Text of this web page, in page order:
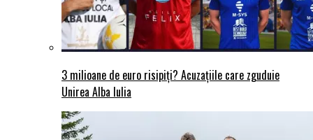
3 milioane de euro risipiți? Acuzațiile care zguduie
Unirea Alba Iulia